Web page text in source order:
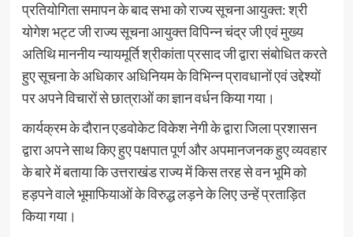
प्रतियोगिता समापन के बाद सभा को राज्य सूचना आयुक्त: श्री
योगेश भट्ट जी राज्य सूचना आयुक्त विपिन्न चंद्र जी एवं मुख्य
अतिथि माननीय न्यायमूर्ति श्रीकांता प्रसाद जी द्वारा संबोधित करते
हुए सूचना के अधिकार अधिनियम के विभिन्न प्रावधानों एवं उद्देश्यों
पर अपने विचारों से छात्राओं का ज्ञान वर्धन किया गया।
कार्यक्रम के दौरान एडवोकेट विकेश नेगी के द्वारा जिला प्रशासन
द्वारा अपने साथ किए हुए पक्षपात पूर्ण और अपमानजनक हुए व्यवहार
के बारे में बताया कि उत्तराखंड राज्य में किस तरह से वन भूमि को
हड़पने वाले भूमाफियाओं के विरुद्ध लड़ने के लिए उन्हें प्रताड़ित
किया गया।